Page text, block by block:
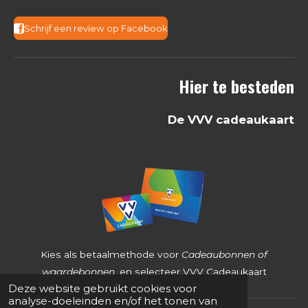
Deze website gebruikt cookies voor
analyse-doeleinden en/of het tonen van
3
6
8
t
Schrijf een review op Facebook
Hier te besteden
De VVV cadeaukaart
Kies als betaalmethode voor Cadeaubonnen of
waardebonnen, en selecteer VVV Cadeaukaart